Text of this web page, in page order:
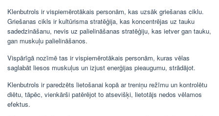
Klenbutrols ir vispiemērotākais personām, kas uzsāk griešanas ciklu.
Griešanas cikls ir kultūrisma stratēģija, kas koncentrējas uz tauku
sadedzināšanu, nevis uz palielināšanas stratēģiju, kas ietver gan tauku,
gan muskuļu palielināšanos.
Vispārīgā nozīmē tas ir vispiemērotākais personām, kuras vēlas
saglabāt liesos muskuļus un izjust enerģijas pieaugumu, strādājot.
Klenbutrols ir paredzēts lietošanai kopā ar treniņu režīmu un kontrolētu
diētu, tāpēc, vienkārši patērējot to atsevišķi, lietotājs nedos vēlamos
efektus.